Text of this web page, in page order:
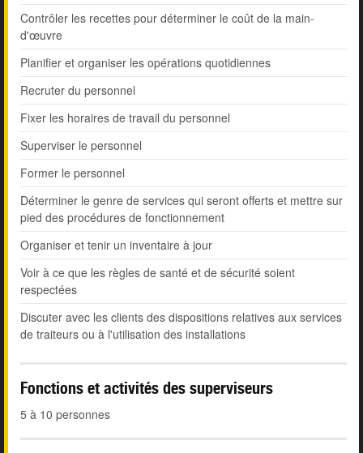
Contrôler les recettes pour déterminer le coût de la main-
d'œuvre
Planifier et organiser les opérations quotidiennes
Recruter du personnel
Fixer les horaires de travail du personnel
Superviser le personnel
Former le personnel
Déterminer le genre de services qui seront offerts et mettre sur
pied des procédures de fonctionnement
Organiser et tenir un inventaire à jour
Voir à ce que les règles de santé et de sécurité soient
respectées
Discuter avec les clients des dispositions relatives aux services
de traiteurs ou à l'utilisation des installations
Fonctions et activités des superviseurs
5 à 10 personnes